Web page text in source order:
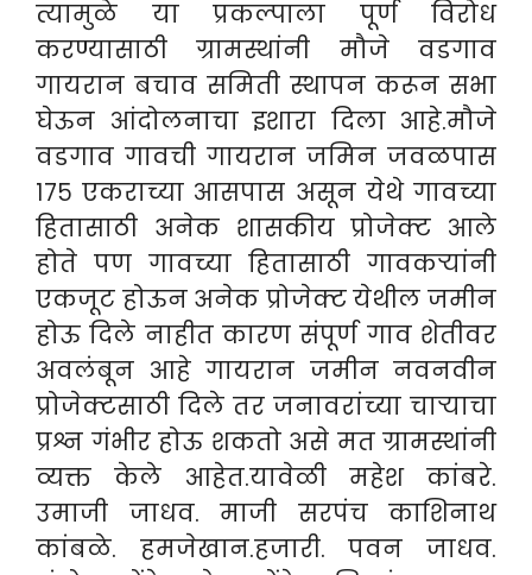
त्यामुळे या प्रकल्पाला पूर्ण विरोध
करण्यासाठी ग्रामस्थांनी मौजे वडगाव
गायरान बचाव समिती स्थापन करून सभा
घेऊन आंदोलनाचा इशारा दिला आहे.मौजे
वडगाव गावची गायरान जमिन जवळपास
१७५ एकराच्या आसपास असून येथे गावच्या
हितासाठी अनेक शासकीय प्रोजेक्ट आले
होते पण गावच्या हितासाठी गावकऱ्यांनी
एकजूट होऊन अनेक प्रोजेक्ट येथील जमीन
होऊ दिले नाहीत कारण संपूर्ण गाव शेतीवर
अवलंबून आहे गायरान जमीन नवनवीन
प्रोजेक्टसाठी दिले तर जनावरांच्या चाऱ्याचा
प्रश्न गंभीर होऊ शकतो असे मत ग्रामस्थांनी
व्यक्त केले आहेत.यावेळी महेश कांबरे.
उमाजी जाधव. माजी सरपंच काशिनाथ
कांबळे. हमजेखान.हजारी. पवन जाधव.